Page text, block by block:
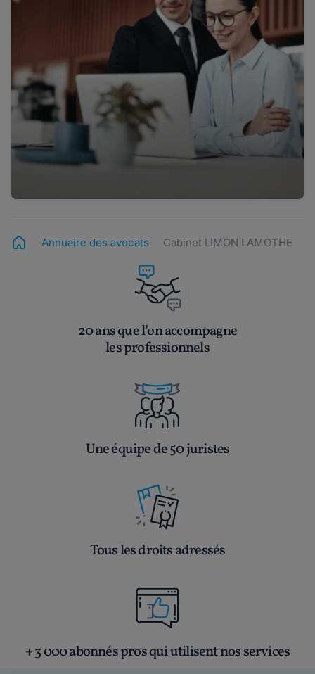
Annuaire des avocats Cabinet LIMON LAMOTHE
20 ans que l’on accompagne
les professionnels
Une équipe de 50 juristes
Tous les droits adressés
+ 3 000 abonnés pros qui utilisent nos services